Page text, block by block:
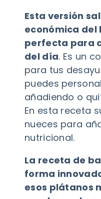
Esta versión
económica del
perfecta para
del día. Es un
para tus
puedes
añadiendo o
En esta receta
nueces para
nutricional.
La receta de
forma
esos plátanos